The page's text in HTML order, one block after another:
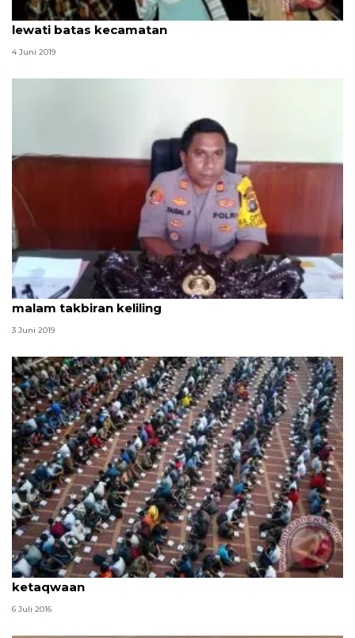
Polres Bantul harap perayaan malam takbir tak
lewati batas kecamatan
4 Juni 2019
Polres Bangka siapkan 130 personel, amankan
malam takbiran keliling
3 Juni 2019
CERAMAH - Idul Fitri, reformasi iman bagian dari
ketaqwaan
6 Juli 2016